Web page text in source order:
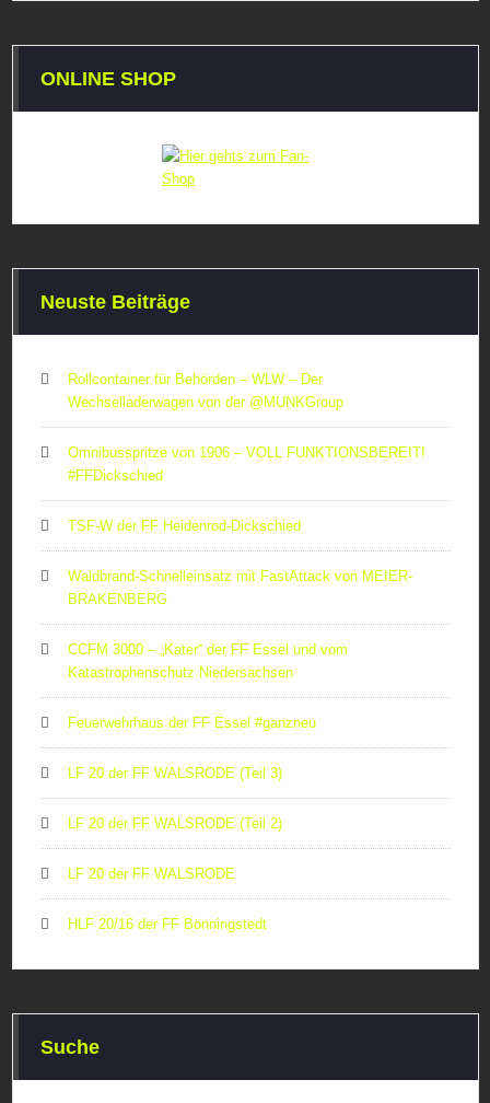
ONLINE SHOP
Neuste Beiträge
Rollcontainer für Behörden – WLW – Der
Wechselladerwagen von der ‪@MUNKGroup‬
Omnibusspritze von 1906 – VOLL FUNKTIONSBEREIT!
#FFDickschied
TSF-W der FF Heidenrod-Dickschied
Waldbrand-Schnelleinsatz mit FastAttack von MEIER-
BRAKENBERG
CCFM 3000 – „Kater“ der FF Essel und vom
Katastrophenschutz Niedersachsen
Feuerwehrhaus der FF Essel #ganzneu
LF 20 der FF WALSRODE (Teil 3)
LF 20 der FF WALSRODE (Teil 2)
LF 20 der FF WALSRODE
HLF 20/16 der FF Bönningstedt
Suche